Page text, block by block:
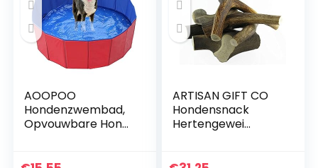
AOOPOO
Hondenzwembad,
Opvouwbare Hond
ARTISAN GIFT CO
Hondensnack
Hertengewei